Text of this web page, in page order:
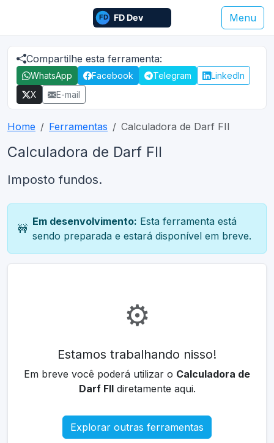
Menu
Compartilhe esta ferramenta:
WhatsApp Facebook Telegram
LinkedIn
X
E-mail
Home Ferramentas Calculadora de Darf FII
Calculadora de Darf FII
Imposto fundos.
🚧
Em desenvolvimento: Esta ferramenta está
sendo preparada e estará disponível em breve.
⚙️
Estamos trabalhando nisso!
Em breve você poderá utilizar o Calculadora de
Darf FIIdiretamente aqui.
Explorar outras ferramentas